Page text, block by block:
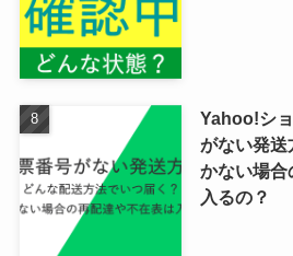
Yahoo!シ
がない発送
かない場合
入るの？